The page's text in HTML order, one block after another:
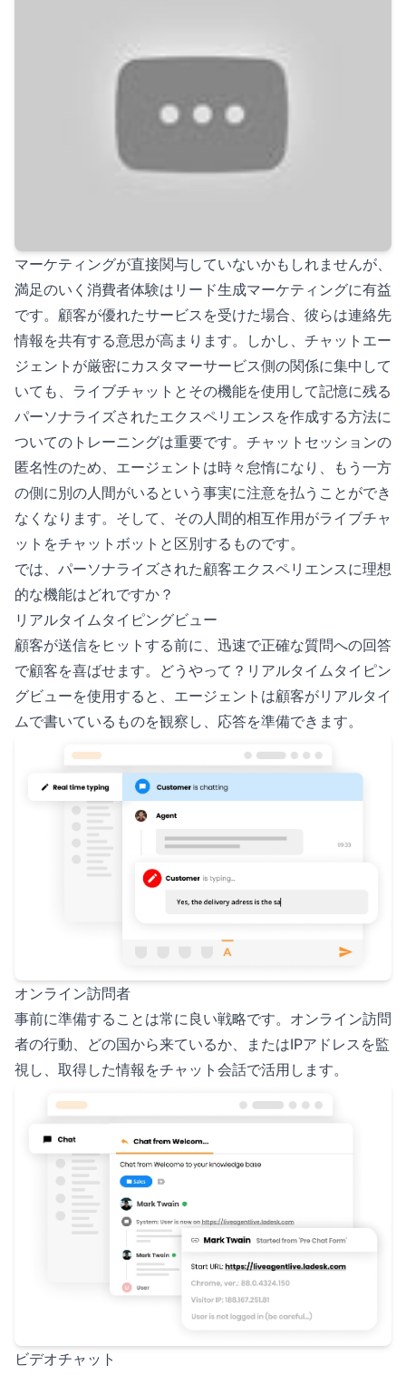
マーケティングが直接関与していないかもしれませんが、
満足のいく消費者体験はリード生成マーケティングに有益
です。顧客が優れたサービスを受けた場合、彼らは連絡先
情報を共有する意思が高まります。しかし、チャットエー
ジェントが厳密にカスタマーサービス側の関係に集中して
いても、ライブチャットとその機能を使用して記憶に残る
パーソナライズされたエクスペリエンスを作成する方法に
ついてのトレーニングは重要です。チャットセッションの
匿名性のため、エージェントは時々怠惰になり、もう一方
の側に別の人間がいるという事実に注意を払うことができ
なくなります。そして、その人間的相互作用がライブチャ
ットをチャットボットと区別するものです。
では、パーソナライズされた顧客エクスペリエンスに理想
的な機能はどれですか？
リアルタイムタイピングビュー
顧客が送信をヒットする前に、迅速で正確な質問への回答
で顧客を喜ばせます。どうやって？リアルタイムタイピン
グビューを使用すると、エージェントは顧客がリアルタイ
ムで書いているものを観察し、応答を準備できます。
オンライン訪問者
事前に準備することは常に良い戦略です。オンライン訪問
者の行動、どの国から来ているか、またはIPアドレスを監
視し、取得した情報をチャット会話で活用します。
ビデオチャット